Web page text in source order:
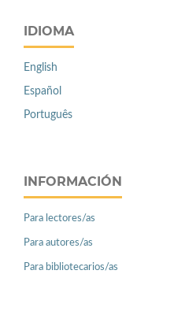
IDIOMA
English
Español
Português
INFORMACIÓN
Para lectores/as
Para autores/as
Para bibliotecarios/as